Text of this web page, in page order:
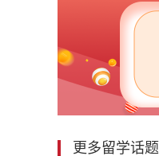
更多留学话题